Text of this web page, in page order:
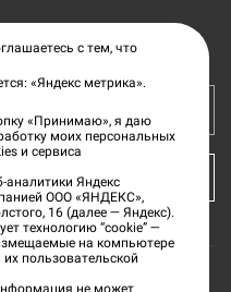
с тем, что
«Яндекс метрика».
«Принимаю», я даю
моих персональных
и сервиса
аналитики Яндекс
ООО «ЯНДЕКС»,
16 (далее — Яндекс).
технологию “cookie” —
на компьютере
пользовательской
не может